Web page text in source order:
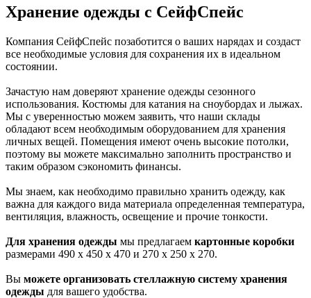
Хранение одежды с СейфСпейс
Компания СейфСпейс позаботится о ваших нарядах и создаст
все необходимые условия для сохранения их в идеальном
состоянии.
Зачастую нам доверяют хранение одежды сезонного
использования. Костюмы для катания на сноубордах и лыжах.
Мы с уверенностью можем заявить, что наши склады
обладают всем необходимым оборудованием для хранения
личных вещей. Помещения имеют очень высокие потолки,
поэтому вы можете максимально заполнить пространство и
таким образом сэкономить финансы.
Мы знаем, как необходимо правильно хранить одежду, как
важна для каждого вида материала определенная температура,
вентиляция, влажность, освещение и прочие тонкости.
Для хранения одежды мы предлагаем картонные коробки
размерами 490 х 450 х 470 и 270 х 250 х 270.
Вы можете организовать стеллажную систему хранения
одежды для вашего удобства.